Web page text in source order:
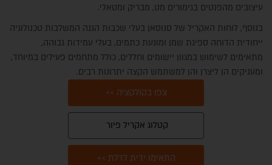
עיצובים מהפנטים בגימורים מט, מבריק ומטאלי.
בנוסף, לוחות האקריל של סנוסאן בעלי שכבות הגנה המשלבות טכנולוגיה
ייחודית הדוחה ספיגת שמן ומונעת כתמים, בעלי עמידות גבוהה,
מתאימים לשימוש במגוון יישומים וחללים, כולל מתחמים פעילים במיוחד,
ומעניקים הן ליצרן והן למשתמש הקצה יתרונות רבים.
צפו בקולקציה >>
קטלוג אקריל פיור
התאימו ידית לדלת >>